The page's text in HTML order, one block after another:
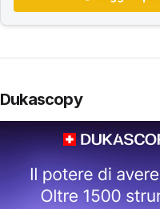
Dukascopy